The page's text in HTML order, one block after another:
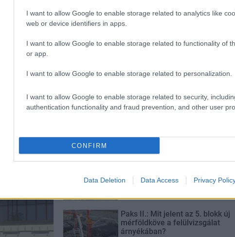
I want to allow Google to enable storage related to analytics like
web or device identifiers in apps.
I want to allow Google to enable storage related to functionality of
or app.
I want to allow Google to enable storage related to personalization.
I want to allow Google to enable storage related to security,
authentication functionality and fraud prevention, and other user
CONFIRM
Data Deletion Data Access Privacy
kedden üzemben tartható az
hatása a környezetre, hogy a
Látványos építési szakasz indult
Paks II.: Mit jelent az 5. blokk új
mérföldköve a felülvizsgálat
árnyékában?